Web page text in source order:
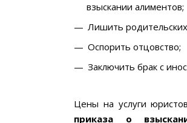
взыскании алиментов;
Лишить
Оспорить отцовство;
Заключить брак с
Цены на услуги
приказа о